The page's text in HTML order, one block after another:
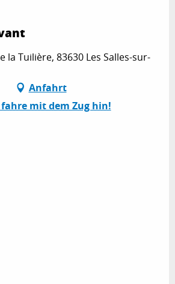
la Tuilière, 83630 Les Salles-sur-
Anfahrt
mit dem Zug hin!